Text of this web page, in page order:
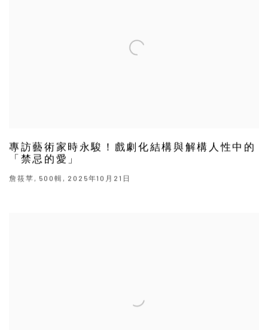
專訪藝術家時永駿！戲劇化結構與解構人性中的
「禁忌的愛」
詹筱苹, 500輯, 2025年10月21日